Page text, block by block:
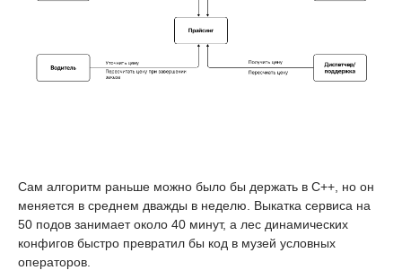
Сам алгоритм раньше можно было бы держать в C++, но он
меняется в среднем дважды в неделю. Выкатка сервиса на
50 подов занимает около 40 минут, а лес динамических
конфигов быстро превратил бы код в музей условных
операторов.